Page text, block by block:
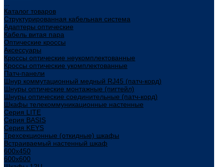
Каталог товаров
Структурированная кабельная система
Адаптеры оптические
Кабель витая пара
Оптические кроссы
Аксессуары
Кроссы оптические неукомплектованные
Кроссы оптические укомплектованные
Патч-панели
Шнур коммутационный медный RJ45 (патч-корд)
Шнуры оптические монтажные (пигтейл)
Шнуры оптические соединительные (патч-корд)
Шкафы телекоммуникационные настенные
Cерия LITE
Cерия BASIS
Cерия KEYS
Трехсекционные (откидные) шкафы
Встраиваемый настенный шкаф
600x450
600x600